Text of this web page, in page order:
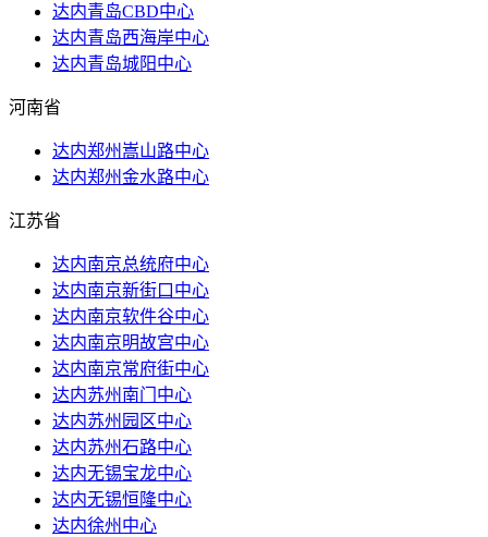
达内青岛CBD中心
达内青岛西海岸中心
达内青岛城阳中心
河南省
达内郑州嵩山路中心
达内郑州金水路中心
江苏省
达内南京总统府中心
达内南京新街口中心
达内南京软件谷中心
达内南京明故宫中心
达内南京常府街中心
达内苏州南门中心
达内苏州园区中心
达内苏州石路中心
达内无锡宝龙中心
达内无锡恒隆中心
达内徐州中心